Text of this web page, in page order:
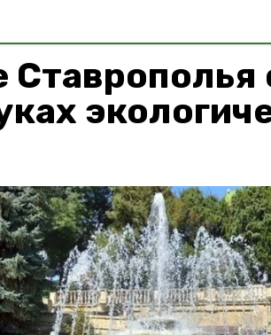
Ставрополья